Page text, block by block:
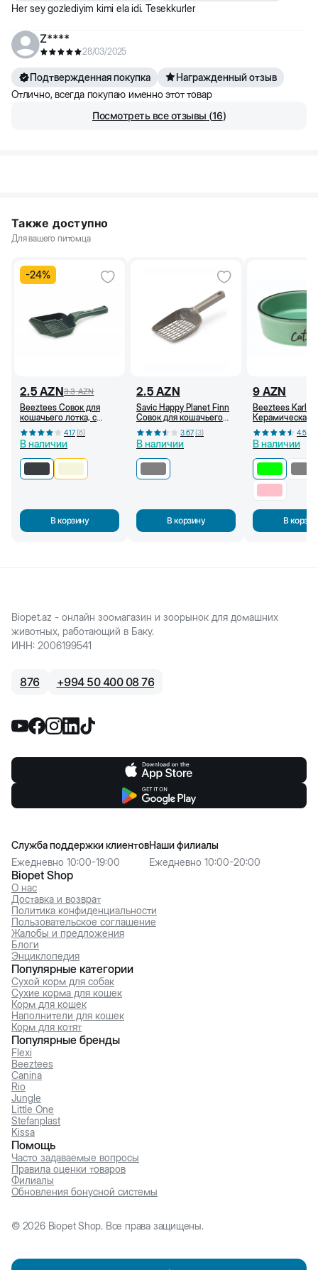
Her sey gozlediyim kimi ela idi. Tesekkurler
Z****
28/03/2025
Подтвержденная покупка
Награжденный отзыв
Отлично, всегда покупаю именно этот товар
Посмотреть все отзывы (16)
Также доступно
Для вашего питомца
-24%
2.5 AZN3.3 AZN
Beeztees Совок для
кошачьего лотка, с
маленькими
отверстиями (Антрацит)
4.17(6)
В наличии
В корзину
2.5 AZN
Savic Happy Planet Finn
Совок для кошачьего
лотка, серый3.67(3)
В наличии
В корзину
9 AZN
Beeztees Karlie
Керамическая
для кошек, 250
(Зелёный) 4.5
В наличии
В
Biopet.az - онлайн зоомагазин и зоорынок для домашних
животных, работающий в Баку.
ИНН: 2006199541
876 +994 50 400 08 76
Biopet Shop
О нас
Доставка и возврат
Политика конфиденциальности
Пользовательское соглашение
Жалобы и предложения
Блоги
Энциклопедия
Служба поддержки клиентов
Ежедневно 10:00-19:00
Наши филиалы
Ежедневно 10:00-20:00
Популярные категории
Сухой корм для собак
Сухие корма для кошек
Корм для кошек
Наполнители для кошек
Корм для котят
Популярные бренды
Flexi
Beeztees
Canina
Rio
Jungle
Little One
Stefanplast
Kissa
Помощь
Часто задаваемые вопросы
Правила оценки товаров
Филиалы
Обновления бонусной системы
© 2026Biopet Shop. Все права защищены.